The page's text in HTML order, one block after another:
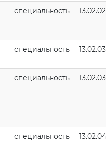
специальность 13.02.02
специальность 13.02.03
специальность 13.02.03
специальность 13.02.04